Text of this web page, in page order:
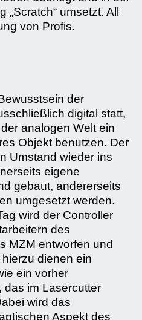
umsetzt. All
von Profis.
der
digital statt,
analogen Welt ein
Objekt benutzen. Der
Umstand wieder ins
eigene
gebaut, andererseits
umgesetzt werden.
wird der Controller
des
MZM entworfen und
dienen ein
ein vorher
das im Lasercutter
wird das
Aspekt des